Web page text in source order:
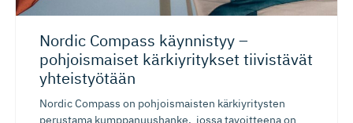
Nordic Compass käynnistyy –
pohjoismaiset kärkiyritykset tiivistävät
yhteistyötään
Nordic Compass on pohjoismaisten kärkiyritysten
perustama kumppanuushanke, jossa tavoitteena on